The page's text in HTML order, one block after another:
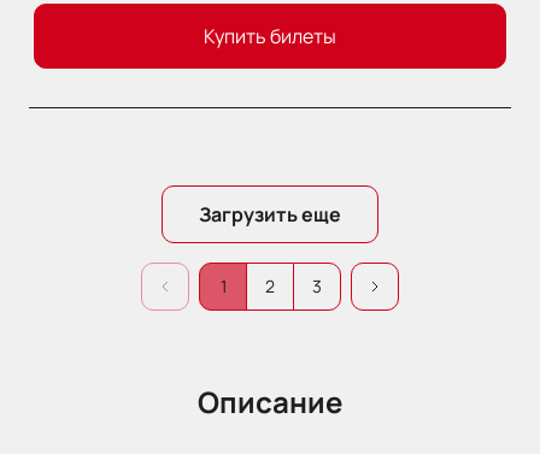
Купить билеты
Загрузить еще
1 2 3
Описание